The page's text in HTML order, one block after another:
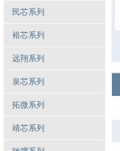
民芯系列
裕芯系列
远翔系列
泉芯系列
拓微系列
靖芯系列